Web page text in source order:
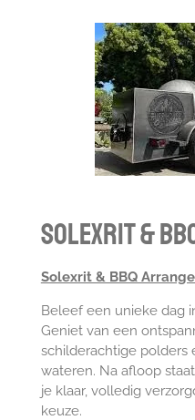
Solexrit &
Solexrit & BBQ
Beleef een unieke dag
Geniet van een
schilderachtige polders
wateren. Na afloop
je klaar, volledig
keuze.